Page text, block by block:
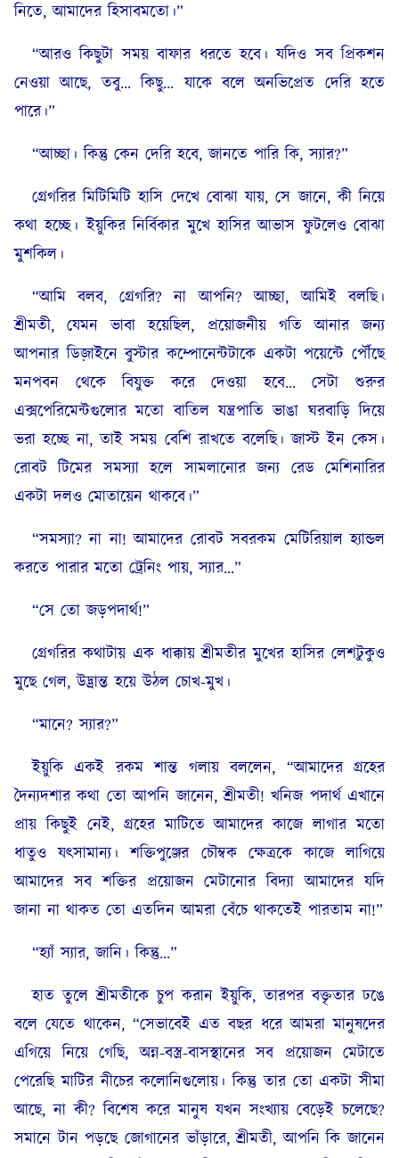
নিতে, আমাদের হিসাবমতো।”
“আরও কিছুটা সময় বাফার ধরতে হবে। যদিও সব প্রিকশন
নেওয়া আছে, তবু… কিছু… যাকে বলে অনভিপ্রেত দেরি হতে
পারে।”
“আচ্ছা। কিন্তু কেন দেরি হবে, জানতে পারি কি, স্যার?”
গ্রেগরির মিটিমিটি হাসি দেখে বোঝা যায়, সে জানে, কী নিয়ে
কথা হচ্ছে। ইয়ুকির নির্বিকার মুখে হাসির আভাস ফুটলেও বোঝা
মুশকিল।
“আমি বলব, গ্রেগরি? না আপনি? আচ্ছা, আমিই বলছি।
শ্রীমতী, যেমন ভাবা হয়েছিল, প্রয়োজনীয় গতি আনার জন্য
আপনার ডিজ়াইনে বুস্টার কম্পোনেন্টটাকে একটা পয়েন্টে পৌঁছে
মনপবন থেকে বিযুক্ত করে দেওয়া হবে… সেটা শুরুর
এক্সপেরিমেন্টগুলোর মতো বাতিল যন্ত্রপাতি ভাঙা ঘরবাড়ি দিয়ে
ভরা হচ্ছে না, তাই সময় বেশি রাখতে বলেছি। জাস্ট ইন কেস।
রোবট টিমের সমস্যা হলে সামলানোর জন্য রেড মেশিনারির
একটা দলও মোতায়েন থাকবে।”
“সমস্যা? না না! আমাদের রোবট সবরকম মেটিরিয়াল হ্যান্ডল
করতে পারার মতো ট্রেনিং পায়, স্যার…”
“সে তো জড়পদার্থ!”
গ্রেগরির কথাটায় এক ধাক্কায় শ্রীমতীর মুখের হাসির লেশটুকুও
মুছে গেল, উদ্ভ্রান্ত হয়ে উঠল চোখ-মুখ।
“মানে? স্যার?”
ইয়ুকি একই রকম শান্ত গলায় বললেন, “আমাদের গ্রহের
দৈন্যদশার কথা তো আপনি জানেন, শ্রীমতী! খনিজ পদার্থ এখানে
প্রায় কিছুই নেই, গ্রহের মাটিতে আমাদের কাজে লাগার মতো
ধাতুও যৎসামান্য। শক্তিপুঞ্জের চৌম্বক ক্ষেত্রকে কাজে লাগিয়ে
আমাদের সব শক্তির প্রয়োজন মেটানোর বিদ্যা আমাদের যদি
জানা না থাকত তো এতদিন আমরা বেঁচে থাকতেই পারতাম না!”
“হ্যাঁ স্যার, জানি। কিন্তু…”
হাত তুলে শ্রীমতীকে চুপ করান ইয়ুকি, তারপর বক্তৃতার ঢঙে
বলে যেতে থাকেন, “সেভাবেই এত বছর ধরে আমরা মানুষদের
এগিয়ে নিয়ে গেছি, অন্ন-বস্ত্র-বাসস্থানের সব প্রয়োজন মেটাতে
পেরেছি মাটির নীচের কলোনিগুলোয়। কিন্তু তার তো একটা সীমা
আছে, না কী? বিশেষ করে মানুষ যখন সংখ্যায় বেড়েই চলেছে?
সমানে টান পড়ছে জোগানের ভাঁড়ারে, শ্রীমতী, আপনি কি জানেন